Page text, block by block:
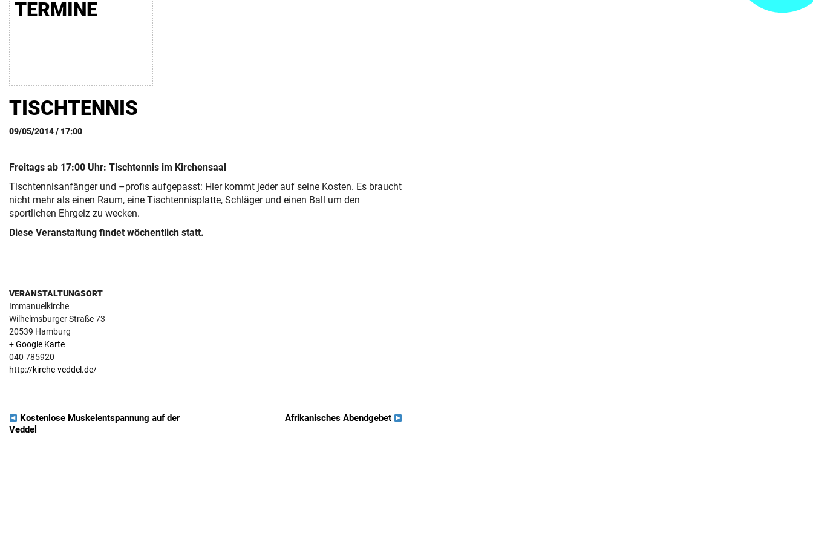
FÖRDERER
TERMINE
TISCHTENNIS
09/05/2014 / 17:00
Freitags ab 17:00 Uhr: Tischtennis im Kirchensaal
Tischtennisanfänger und –profis aufgepasst: Hier kommt jeder auf seine Kosten. Es braucht
nicht mehr als einen Raum, eine Tischtennisplatte, Schläger und einen Ball um den
sportlichen Ehrgeiz zu wecken.
Diese Veranstaltung findet wöchentlich statt.
VERANSTALTUNGSORT
Immanuelkirche
Wilhelmsburger Straße 73
20539 Hamburg
+ Google Karte
040 785920
http://kirche-veddel.de/
VERANSTALTUNGSNAVIGATION
Kostenlose Muskelentspannung auf der
Veddel
Afrikanisches Abendgebet